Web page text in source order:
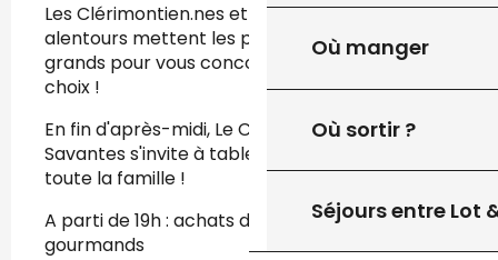
Où manger
Où sortir ?
Séjours entre Lot
Les Clérimontien.nes et producteurs des
alentours mettent les petits plats dans les
grands pour vous concocter des mets de
choix !
En fin d'après-midi, Le Cirque des Puces
Savantes s'invite à table ! Un spectacle pour
toute la famille !
A parti de 19h : achats direct sur les stands
gourmands